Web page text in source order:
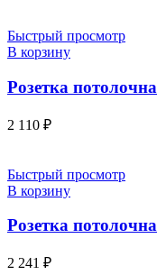
Быстрый просмотр
В корзину
Розетка
2 110 ₽
Быстрый просмотр
В корзину
Розетка
2 241 ₽